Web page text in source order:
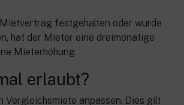
festgehalten oder wurde
hat der Mieter eine dreimonatige
Mieterhöhung.
erlaubt?
anpassen. Dies gilt